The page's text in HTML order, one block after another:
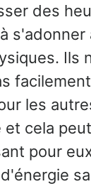
des
s'adonner
Ils
les
et cela
pour